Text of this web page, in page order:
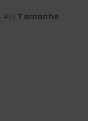
: 4 /5 Tamanho: